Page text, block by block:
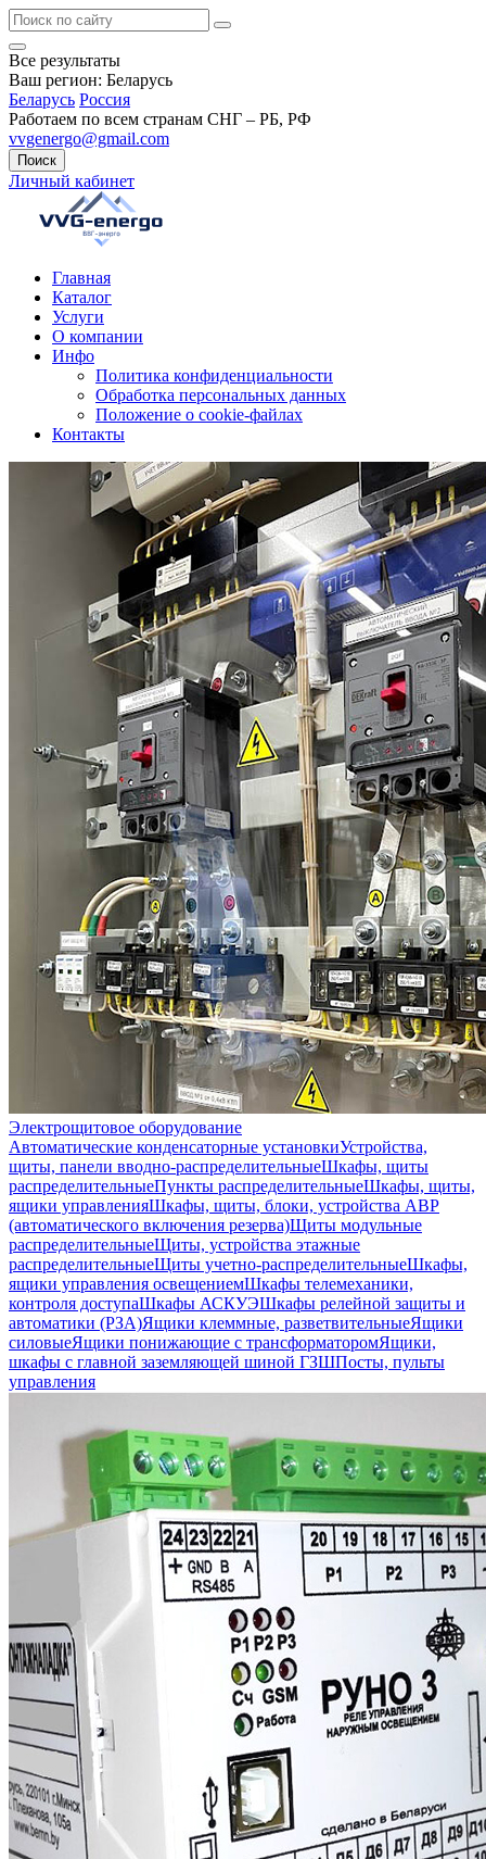
Все результаты
Ваш регион: Беларусь
Беларусь Россия
Работаем по всем странам СНГ – РБ, РФ
vvgenergo@gmail.com
Поиск
Личный кабинет
Главная
Каталог
Услуги
О компании
Инфо
Политика конфиденциальности
Обработка персональных данных
Положение о cookie-файлах
Контакты
Электрощитовое оборудование
Автоматические конденсаторные установкиУстройства,
щиты, панели вводно-распределительныеШкафы, щиты
распределительныеПункты распределительныеШкафы, щиты,
ящики управленияШкафы, щиты, блоки, устройства АВР
(автоматического включения резерва)Щиты модульные
распределительныеЩиты, устройства этажные
распределительныеЩиты учетно-распределительныеШкафы,
ящики управления освещениемШкафы телемеханики,
контроля доступаШкафы АСКУЭШкафы релейной защиты и
автоматики (РЗА)Ящики клеммные, разветвительныеЯщики
силовыеЯщики понижающие с трансформаторомЯщики,
шкафы с главной заземляющей шиной ГЗШПосты, пульты
управления